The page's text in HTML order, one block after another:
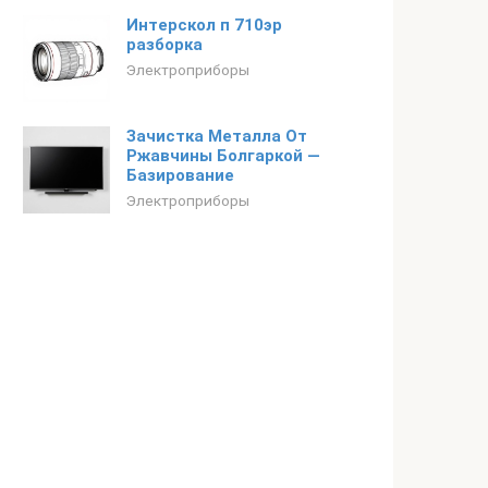
Интерскол п 710эр
разборка
Электроприборы
Зачистка Металла От
Ржавчины Болгаркой —
Базирование
Электроприборы